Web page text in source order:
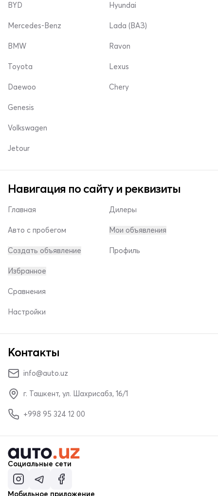
BYD
Mercedes-Benz
Hyundai
Lada (ВАЗ)
BMW
Toyota
Daewoo
Ravon
Lexus
Chery
Genesis
Volkswagen
Jetour
Навигация по сайту и реквизиты
Главная
Авто с пробегом
Создать объявление
Дилеры
Мои объявления
Профиль
Избранное
Сравнения
Настройки
Контакты
info@auto.uz
г. Ташкент, ул. Шахрисабз, 16/1
+998 95 324 12 00
Социальные сети
Мобильное приложение